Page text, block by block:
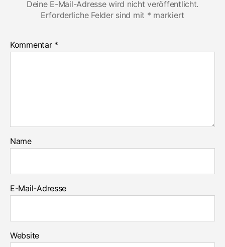
Deine E-Mail-Adresse wird nicht veröffentlicht.
Erforderliche Felder sind mit * markiert
Kommentar *
Name
E-Mail-Adresse
Website